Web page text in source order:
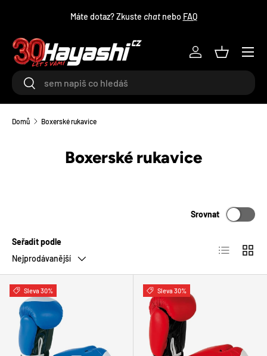
PŘEJÍT NA OBSAHMáte dotaz? Zkuste chatnebo FAQ
HledatHledat
Log inKošík
Menu
Domů Boxerské rukavice
Boxerské rukavice
Seřadit podle
Nejprodávanější
Srovnat
SeznamMřížka
Sleva 30% Sleva 30%